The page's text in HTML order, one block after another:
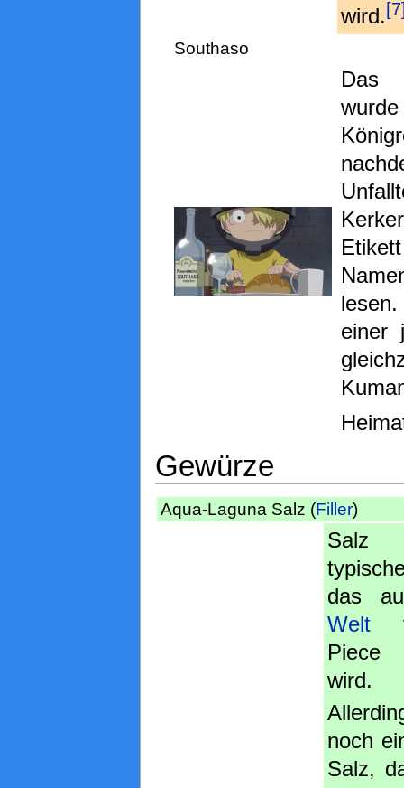
wird.
Southaso
Das
einer
Gewürze
Aqua-Laguna Salz (Filler)
das
Welt
Piece
wird.
noch
Salz,